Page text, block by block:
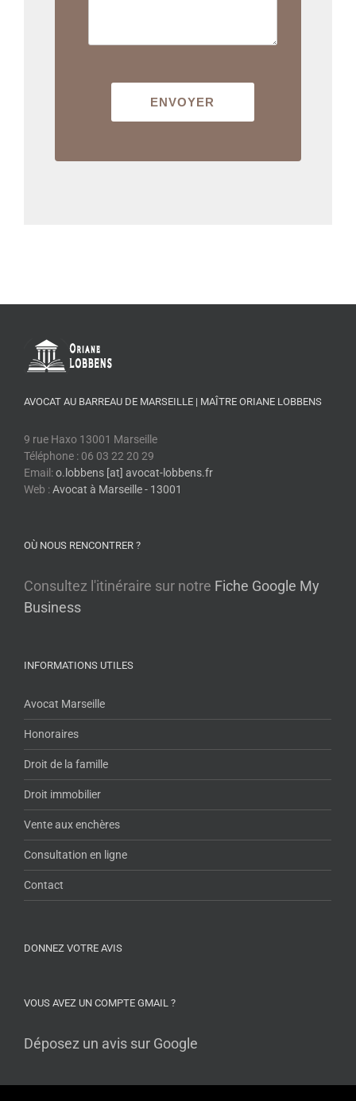
AVOCAT AU BARREAU DE MARSEILLE | MAÎTRE ORIANE LOBBENS
9 rue Haxo 13001 Marseille
Téléphone : 06 03 22 20 29
Email:o.lobbens [at] avocat-lobbens.fr
Web :Avocat à Marseille - 13001
OÙ NOUS RENCONTRER ?
Consultez l'itinéraire sur notre Fiche Google My
Business
INFORMATIONS UTILES
Avocat Marseille
Honoraires
Droit de la famille
Droit immobilier
Vente aux enchères
Consultation en ligne
Contact
DONNEZ VOTRE AVIS
VOUS AVEZ UN COMPTE GMAIL ?
Déposez un avis sur Google